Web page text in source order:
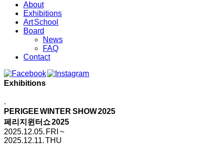
About
Exhibitions
Art School
Board
News
FAQ
Contact
Exhibitions
.
PERIGEE WINTER SHOW 2025
페리지윈터쇼 2025
2025.12.05. FRI ~
2025.12.11. THU